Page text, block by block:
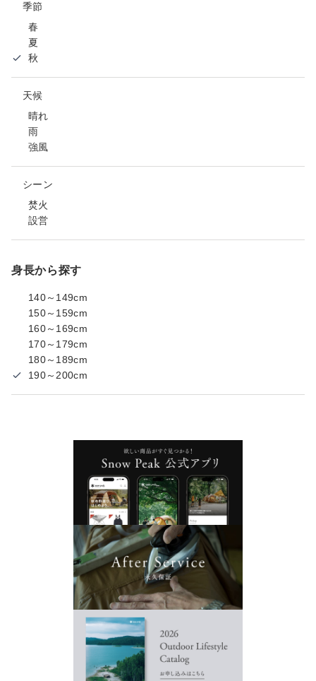
季節
春
夏
秋
天候
晴れ
雨
強風
シーン
焚火
設営
身長から探す
140～149cm
150～159cm
160～169cm
170～179cm
180～189cm
190～200cm